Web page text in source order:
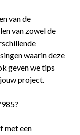
van de
van zowel de
waarin deze
geven we tips
project.
met een